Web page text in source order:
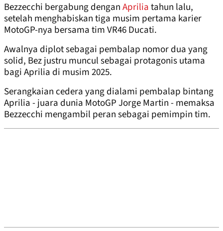
Bezzecchi bergabung denganApriliatahun lalu,
setelah menghabiskan tiga musim pertama karier
MotoGP-nya bersama tim VR46 Ducati.
Awalnya diplot sebagai pembalap nomor dua yang
solid, Bez justru muncul sebagai protagonis utama
bagi Aprilia di musim 2025.
Serangkaian cedera yang dialami pembalap bintang
Aprilia - juara dunia MotoGP Jorge Martin - memaksa
Bezzecchi mengambil peran sebagai pemimpin tim.